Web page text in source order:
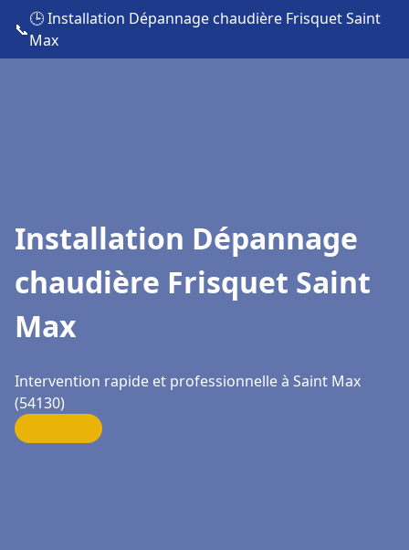
📞
🕒 Installation Dépannage chaudière Frisquet Saint
Max
Installation Dépannage
chaudière Frisquet Saint
Max
Intervention rapide et professionnelle à Saint Max
(54130)